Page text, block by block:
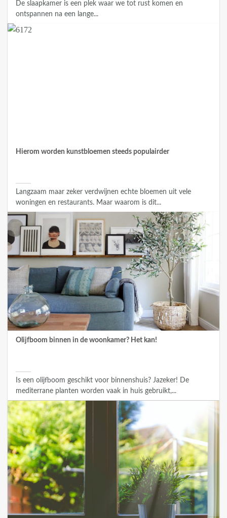
De slaapkamer is een plek waar we tot rust komen en
ontspannen na een lange...
Hierom worden kunstbloemen steeds populairder
Langzaam maar zeker verdwijnen echte bloemen uit vele
woningen en restaurants. Maar waarom is dit...
Olijfboom binnen in de woonkamer? Het kan!
Is een olijfboom geschikt voor binnenshuis? Jazeker! De
mediterrane planten worden vaak in huis gebruikt,...